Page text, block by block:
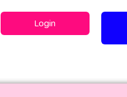
Login